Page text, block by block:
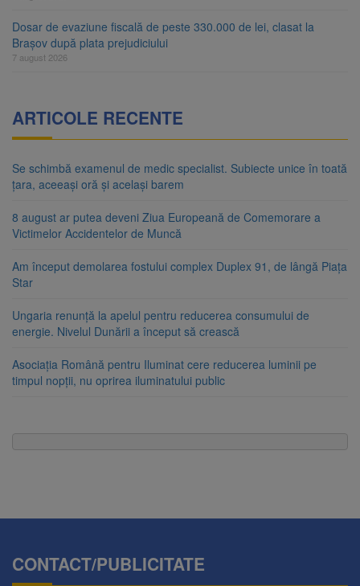
Dosar de evaziune fiscală de peste 330.000 de lei, clasat la
Brașov după plata prejudiciului
7 august 2026
ARTICOLE RECENTE
Se schimbă examenul de medic specialist. Subiecte unice în toată
țara, aceeași oră și același barem
8 august ar putea deveni Ziua Europeană de Comemorare a
Victimelor Accidentelor de Muncă
Am început demolarea fostului complex Duplex 91, de lângă Piața
Star
Ungaria renunță la apelul pentru reducerea consumului de
energie. Nivelul Dunării a început să crească
Asociația Română pentru Iluminat cere reducerea luminii pe
timpul nopții, nu oprirea iluminatului public
CONTACT/PUBLICITATE